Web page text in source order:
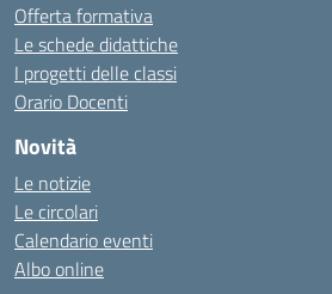
Offerta formativa
Le schede didattiche
I progetti delle classi
Orario Docenti
Novità
Le notizie
Le circolari
Calendario eventi
Albo online